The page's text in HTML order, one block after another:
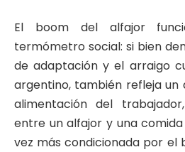
El boom del alfajor
termómetro social: si bien
de adaptación y el arraigo
argentino, también refleja un
alimentación del
entre un alfajor y una
vez más condicionada por el